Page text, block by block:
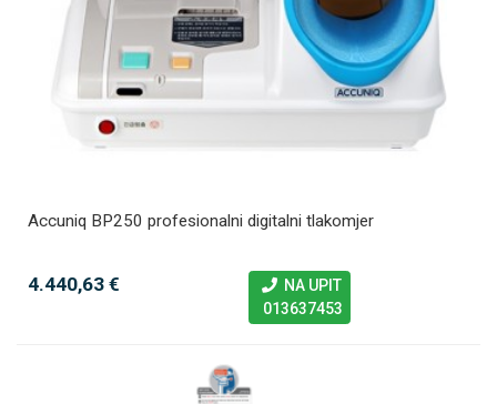
Accuniq BP250 profesionalni digitalni tlakomjer
4.440,63 €
NA UPIT
013637453